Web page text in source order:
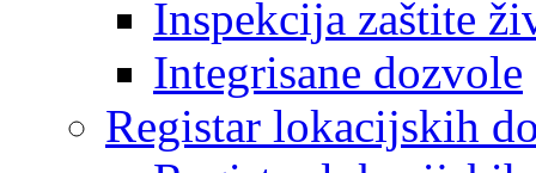
Inspekcija zaštite
Integrisane dozvole
Registar lokacijskih